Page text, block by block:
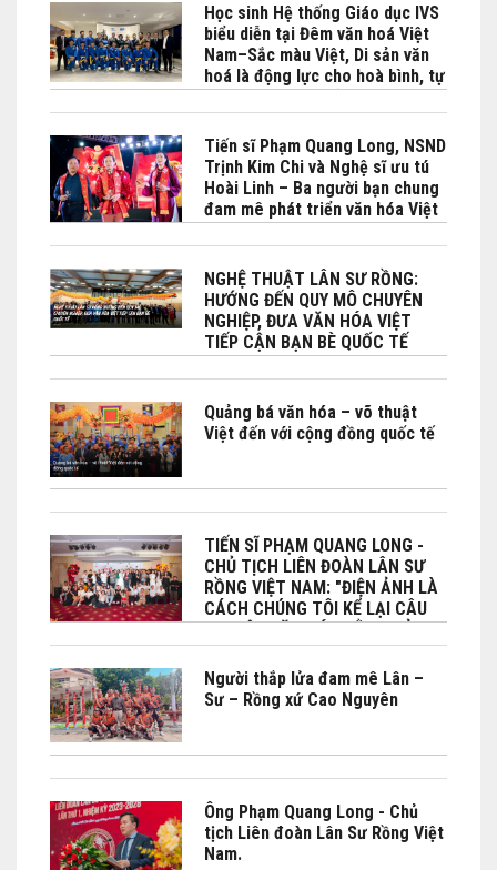
Học sinh Hệ thống Giáo dục IVS
biểu diễn tại Đêm văn hoá Việt
Nam–Sắc màu Việt, Di sản văn
hoá là động lực cho hoà bình, tự
cường và phát triển bền vững do
Bộ No Bộ Ngoại giao Việt Nam -
Phái đoàn Việt Nam bên cạnh
UNESCO phối hợp tổ chức tại
Paris
Tiến sĩ Phạm Quang Long, NSND
Trịnh Kim Chi và Nghệ sĩ ưu tú
Hoài Linh – Ba người bạn chung
đam mê phát triển văn hóa Việt
đặc biệt là Lân sư rồng
NGHỆ THUẬT LÂN SƯ RỒNG:
HƯỚNG ĐẾN QUY MÔ CHUYÊN
NGHIỆP, ĐƯA VĂN HÓA VIỆT
TIẾP CẬN BẠN BÈ QUỐC TẾ
Quảng bá văn hóa – võ thuật
Việt đến với cộng đồng quốc tế
TIẾN SĨ PHẠM QUANG LONG -
CHỦ TỊCH LIÊN ĐOÀN LÂN SƯ
RỒNG VIỆT NAM: "ĐIỆN ẢNH LÀ
CÁCH CHÚNG TÔI KỂ LẠI CÂU
CHUYỆN VĂN HÓA BẰNG CẢM
XÚC"
Người thắp lửa đam mê Lân –
Sư – Rồng xứ Cao Nguyên
Ông Phạm Quang Long - Chủ
tịch Liên đoàn Lân Sư Rồng Việt
Nam.